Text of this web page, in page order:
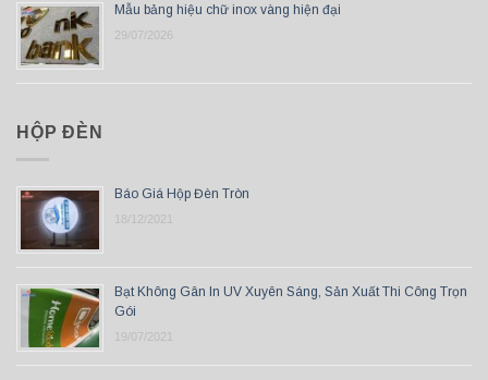
Mẫu bảng hiệu chữ inox vàng hiện đại
29/07/2026
HỘP ĐÈN
Báo Giá Hộp Đèn Tròn
18/12/2021
Bạt Không Gân In UV Xuyên Sáng, Sản Xuất Thi Công Trọn
Gói
19/07/2021